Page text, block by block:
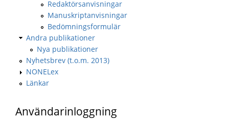
Redaktörsanvisningar
Manuskriptanvisningar
Bedömningsformulär
Andra publikationer
Nya publikationer
Nyhetsbrev (t.o.m. 2013)
NONELex
Länkar
Användarinloggning